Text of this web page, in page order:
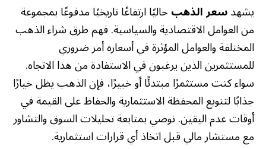
يشهدسعر الذهبحاليًا ارتفاعًا تاريخيًا مدفوعًا بمجموعة
من العوامل الاقتصادية والسياسية. فهم طرق شراء الذهب
المختلفة والعوامل المؤثرة في أسعاره أمر ضروري
للمستثمرين الذين يرغبون في الاستفادة من هذا الاتجاه.
سواء كنت مستثمرًا مبتدئًا أو خبيرًا، فإن الذهب يظل خيارًا
جذابًا لتنويع المحفظة الاستثمارية والحفاظ على القيمة في
أوقات عدم اليقين. نوصي بمتابعة تحليلات السوق والتشاور
مع مستشار مالي قبل اتخاذ أي قرارات استثمارية.